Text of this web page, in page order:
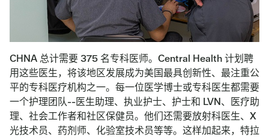
CHNA 总计需要 375 名专科医师。Central Health 计划聘
用这些医生，将该地区发展成为美国最具创新性、最注重公
平的专科医疗机构之一。每一位医学博士或专科医生都需要
一个护理团队--医生助理、执业护士、护士和 LVN、医疗助
理、社会工作者和社区保健员。他们还需要放射科医生、X
光技术员、药剂师、化验室技术员等等。这样加起来，特拉